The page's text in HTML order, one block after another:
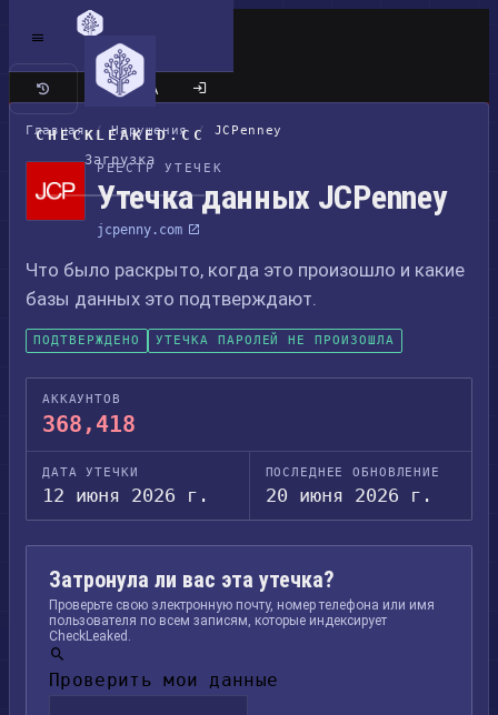
CHECKLEAKED.CC
Загрузка
Классический сайт
Главная / Нарушения / JCPenney
РЕЕСТР УТЕЧЕК
Утечка данных JCPenney
jcpenny.com
Что было раскрыто, когда это произошло и какие
базы данных это подтверждают.
ПОДТВЕРЖДЕНО УТЕЧКА ПАРОЛЕЙ НЕ ПРОИЗОШЛА
АККАУНТОВ
368,418
ДАТА УТЕЧКИ
12 июня 2026 г.
ПОСЛЕДНЕЕ ОБНОВЛЕНИЕ
20 июня 2026 г.
Затронула ли вас эта утечка?
Проверьте свою электронную почту, номер телефона или имя
пользователя по всем записям, которые индексирует
CheckLeaked.
Проверить мои данные